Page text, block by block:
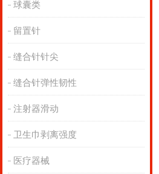
球囊类
留置针
缝合针针尖
缝合针弹性韧性
注射器滑动
卫生巾剥离强度
医疗器械